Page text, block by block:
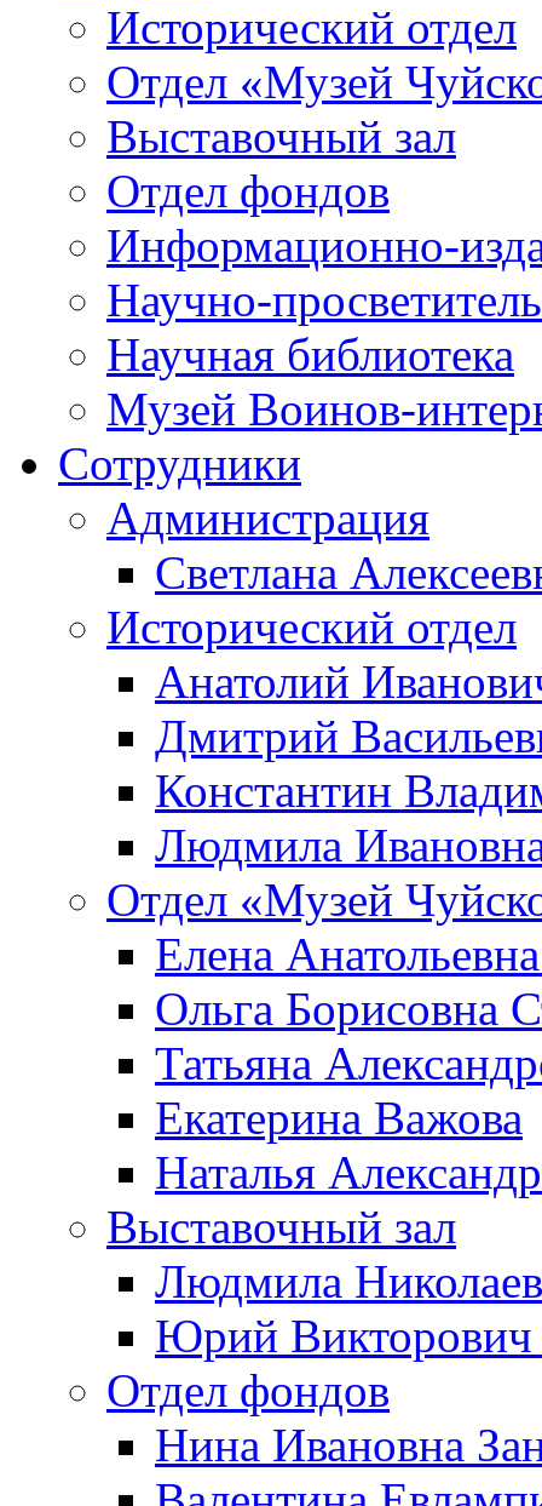
Исторический отдел
Отдел «Музей
Выставочный зал
Отдел фондов
Информационно-
Научно-
Научная библиотека
Музей Воинов-
Сотрудники
Администрация
Светлана
Исторический отдел
Анатолий
Дмитрий
Константин
Людмила
Отдел «Музей
Елена
Ольга Борисовна
Татьяна
Екатерина Важова
Наталья
Выставочный зал
Людмила
Юрий Викторович
Отдел фондов
Нина Ивановна